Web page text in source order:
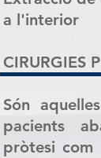
a l'interior
CIRURGIES
Són
pacients
pròtesi com